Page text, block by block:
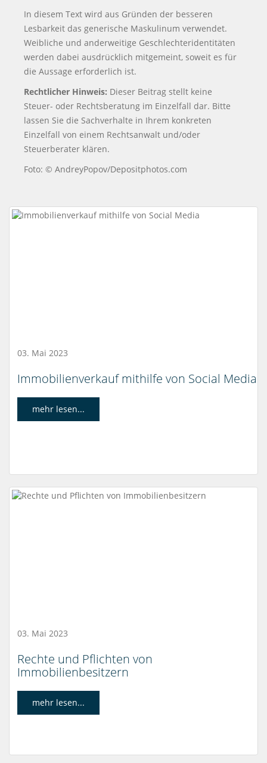
In diesem Text wird aus Gründen der besseren
Lesbarkeit das generische Maskulinum verwendet.
Weibliche und anderweitige Geschlechteridentitäten
werden dabei ausdrücklich mitgemeint, soweit es für
die Aussage erforderlich ist.
Rechtlicher Hinweis: Dieser Beitrag stellt keine
Steuer- oder Rechtsberatung im Einzelfall dar. Bitte
lassen Sie die Sachverhalte in Ihrem konkreten
Einzelfall von einem Rechtsanwalt und/oder
Steuerberater klären.
Foto: © AndreyPopov/Depositphotos.com
03. Mai 2023
Immobilienverkauf mithilfe von Social Media
mehr lesen...
03. Mai 2023
Rechte und Pflichten von
Immobilienbesitzern
mehr lesen...